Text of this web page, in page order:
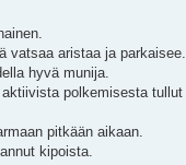
vatsaa aristaa ja parkaisee.
hyvä munija.
polkemisesta tullut
pitkään aikaan.
kipoista.